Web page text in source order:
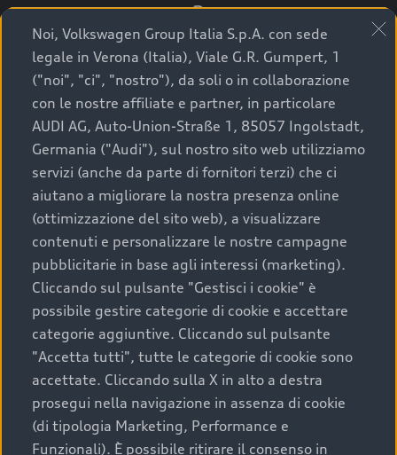
3
A breve verrai ricontattato dal Customer Care
Audi Center o direttamente dal Concessionario
che ti supporterà per finalizzare la tua richiesta.
La qualità di acquistare
un’auto usata Audi
Scegliere un’auto usata è una decisione che coniuga
convenienza, affidabilità e sostenibilità. Per fare un
acquisto sicuro, è essenziale considerare aspetti
determinanti come la garanzia inclusa e l’affidabilità del
marchio. Audi offre l’auto usata perfetta tramite Audi
Prima Scelta :plus
Noi, Volkswagen Group Italia S.p.A. con sede
legale in Verona (Italia), Viale G.R. Gumpert, 1
("noi", "ci", "nostro"), da soli o in collaborazione
con le nostre affiliate e partner, in particolare
AUDI AG, Auto-Union-Straße 1, 85057 Ingolstadt,
Germania ("Audi"), sul nostro sito web utilizziamo
servizi (anche da parte di fornitori terzi) che ci
aiutano a migliorare la nostra presenza online
(ottimizzazione del sito web), a visualizzare
contenuti e personalizzare le nostre campagne
pubblicitarie in base agli interessi (marketing).
Cliccando sul pulsante "Gestisci i cookie" è
possibile gestire categorie di cookie e accettare
categorie aggiuntive. Cliccando sul pulsante
"Accetta tutti", tutte le categorie di cookie sono
accettate. Cliccando sulla X in alto a destra
prosegui nella navigazione in assenza di cookie
(di tipologia Marketing, Performance e
Funzionali). È possibile ritirare il consenso in